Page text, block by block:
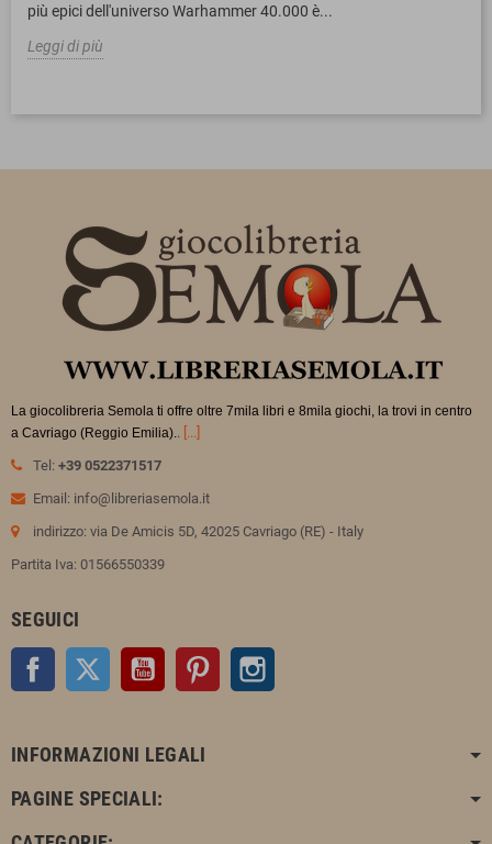
più epici dell'universo Warhammer 40.000 è...
Leggi di più
La giocolibreria Semola ti offre oltre 7mila libri e 8mila giochi, la trovi in centro
a Cavriago (Reggio Emilia). . [...]
Tel: +39 0522371517
Email: info@libreriasemola.it
indirizzo: via De Amicis 5D, 42025 Cavriago (RE) - Italy
Partita Iva: 01566550339
SEGUICI
Facebook Twitter YouTube Pinterest
INFORMAZIONI LEGALI
PAGINE SPECIALI: